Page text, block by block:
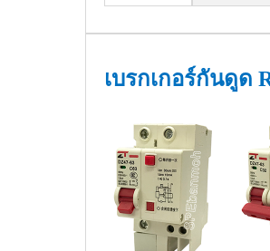
เบรกเกอร์กันดูด